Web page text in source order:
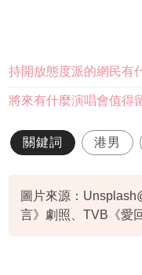
持開放態度派的網民有
將來有什麼演唱會值得
關鍵詞 港男
圖片來源：
言》劇照、TVB《愛